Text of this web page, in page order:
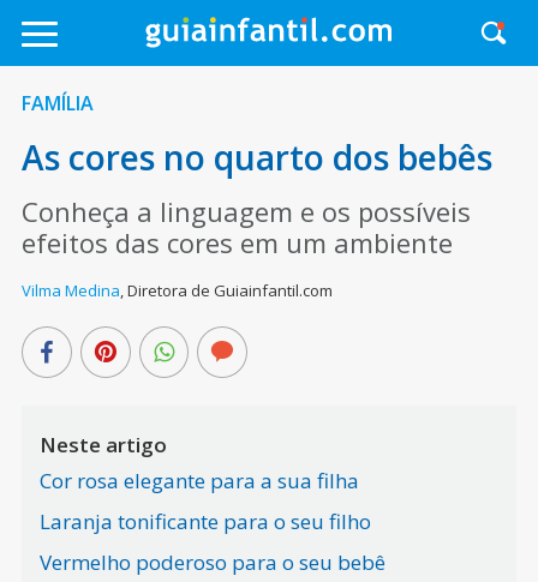
FAMÍLIA
As cores no quarto dos bebês
Conheça a linguagem e os possíveis
efeitos das cores em um ambiente
Vilma Medina,Diretora de Guiainfantil.com
Neste artigo
Cor rosa elegante para a sua filha
Laranja tonificante para o seu filho
Vermelho poderoso para o seu bebê